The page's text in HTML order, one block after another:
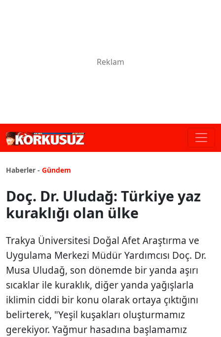
Haberler - Gündem
Doç. Dr. Uludağ: Türkiye yaz
kuraklığı olan ülke
Trakya Üniversitesi Doğal Afet Araştırma ve
Uygulama Merkezi Müdür Yardımcısı Doç. Dr.
Musa Uludağ, son dönemde bir yanda aşırı
sıcaklar ile kuraklık, diğer yanda yağışlarla
iklimin ciddi bir konu olarak ortaya çıktığını
belirterek, "Yeşil kuşakları oluşturmamız
gerekiyor. Yağmur hasadına başlamamız